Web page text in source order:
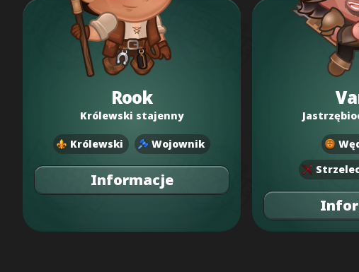
Rook
Królewski stajenny
Królewski Wojownik
Informacje